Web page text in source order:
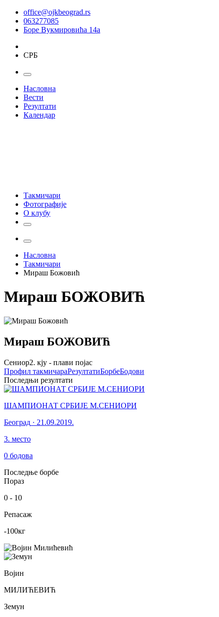
office@ojkbeograd.rs
063277085
Боре Вукмировића 14а
СРБ
Насловна
Вести
Резултати
Календар
Такмичари
Фотографије
О клубу
Насловна
Такмичари
Мираш Божовић
Мираш БОЖОВИЋ
Мираш БОЖОВИЋ
Сениор2. кју - плави појас
Профил такмичараРезултатиБорбеБодови
Последњи резултати
ШАМПИОНАТ СРБИЈЕ М.СЕНИОРИ
Београд · 21.09.2019.
3. место
0 бодова
Последње борбе
Пораз
0 - 10
Репасаж
-100кг
Војин
МИЛИЋЕВИЋ
Земун